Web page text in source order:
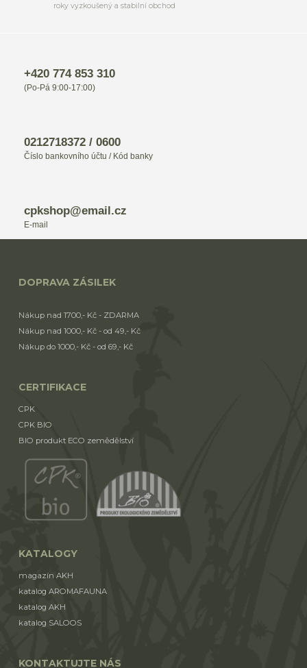
roky vyzkoušený a stabilní obchod
+420 774 853 310
(Po-Pá 9:00-17:00)
0212718372 / 0600
Číslo bankovního účtu / Kód banky
cpkshop@email.cz
E-mail
DOPRAVA ZÁSILEK
Nákup nad 1700,- Kč - ZDARMA
Nákup nad 1000,- Kč - od 49,- Kč
Nákup do 1000,- Kč - od 69,- Kč
CERTIFIKACE
CPK
CPK BIO
BIO produkt ECO zemědělství
KATALOGY
magazín AKH
katalog AROMAFAUNA
katalog AKH
katalog SALOOS
KONTAKTUJTE NÁS